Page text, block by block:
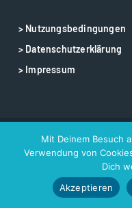
> Nutzungsbedingungen
> Datenschutzerklärung
> Impressum
© 2025 airtango – airtango is
Mit Deinem Besuch
Verwendung von
Dich
Akzeptieren